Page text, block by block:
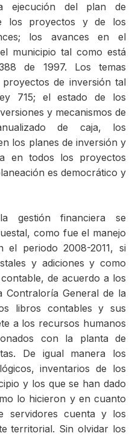
ejecución del plan de
los proyectos y de los
los avances en el
municipio tal como está
de 1997. Los temas
de inversión tal
715; el estado de los
y mecanismos de
de caja, los
los planes de inversión y
en todos los proyectos
es democrático y
gestión financiera se
como fue el manejo
el periodo 2008-2011, si
y adiciones y como
de acuerdo a los
Contraloría General de la
libros contables y sus
a los recursos humanos
con la planta de
De igual manera los
inventarios de los
y los que se han dado
lo hicieron y en cuanto
servidores cuenta y los
territorial. Sin olvidar los